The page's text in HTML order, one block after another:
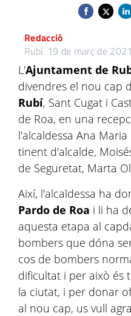
Redacció
Rubí. 19 de març de
L'Ajuntament de
divendres el nou cap
Rubí, Sant Cugat i
de Roa, en una
l'alcaldessa Ana
tinent d'alcalde,
de Seguretat, Marta
Així, l'alcaldessa ha
Pardo de Roa i li ha
aquesta etapa al
bombers que dóna
cos de bombers
dificultat i per això és
la ciutat, i per donar
al nou cap, us vull